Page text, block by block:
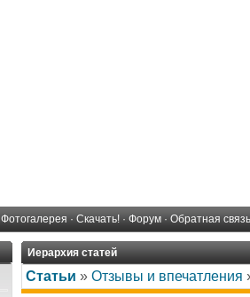
Фотогалерея · Скачать! · Форум · Обратная связь
Иерархия статей
Статьи » Отзывы и впечатления